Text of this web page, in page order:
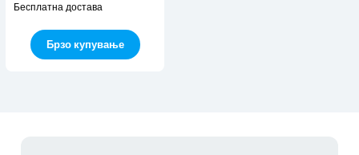
Бесплатна достава
Брзо купување